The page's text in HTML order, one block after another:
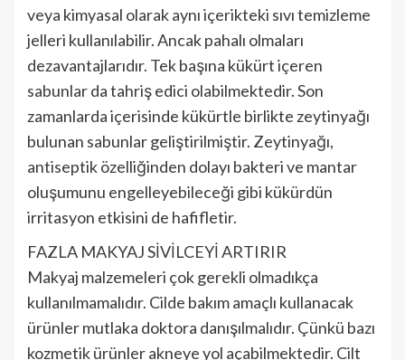
veya kimyasal olarak aynı içerikteki sıvı temizleme
jelleri kullanılabilir. Ancak pahalı olmaları
dezavantajlarıdır. Tek başına kükürt içeren
sabunlar da tahriş edici olabilmektedir. Son
zamanlarda içerisinde kükürtle birlikte zeytinyağı
bulunan sabunlar geliştirilmiştir. Zeytinyağı,
antiseptik özelliğinden dolayı bakteri ve mantar
oluşumunu engelleyebileceği gibi kükürdün
irritasyon etkisini de hafifletir.
FAZLA MAKYAJ SİVİLCEYİ ARTIRIR
Makyaj malzemeleri çok gerekli olmadıkça
kullanılmamalıdır. Cilde bakım amaçlı kullanacak
ürünler mutlaka doktora danışılmalıdır. Çünkü bazı
kozmetik ürünler akneye yol açabilmektedir. Cilt